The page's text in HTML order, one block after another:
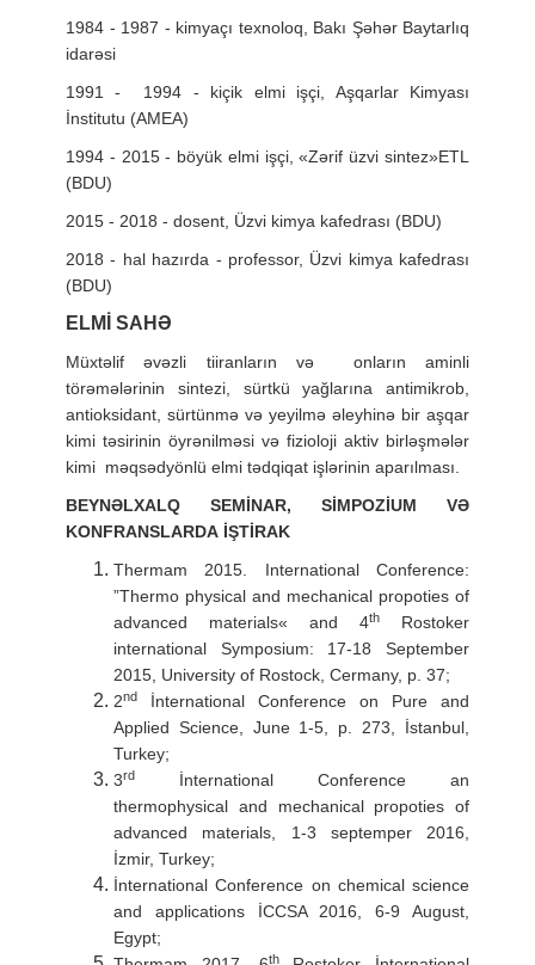
1984 - 1987 - kimyaçı texnoloq, Bakı Şəhər Baytarlıq
idarəsi
1991 - 1994 - kiçik elmi işçi, Aşqarlar Kimyası
İnstitutu (AMEA)
1994 - 2015 - böyük elmi işçi, «Zərif üzvi sintez»ETL
(BDU)
2015 - 2018 - dosent, Üzvi kimya kafedrası (BDU)
2018 - hal hazırda - professor, Üzvi kimya kafedrası
(BDU)
ELMİ SAHƏ
Müxtəlif əvəzli tiiranların və onların aminli
törəmələrinin sintezi, sürtkü yağlarına antimikrob,
antioksidant, sürtünmə və yeyilmə əleyhinə bir aşqar
kimi təsirinin öyrənilməsi və fizioloji aktiv birləşmələr
kimi məqsədyönlü elmi tədqiqat işlərinin aparılması.
BEYNƏLXALQ SEMİNAR, SİMPOZİUM VƏ
KONFRANSLARDA İŞTİRAK
Thermam 2015. International Conference:
”Thermo physical and mechanical propoties of
advanced materials« and 4th
Rostoker
international Symposium: 17-18 September
2015, University of Rostock, Cermany, p. 37;
2nd
İnternational Conference on Pure and
Applied Science, June 1-5, p. 273, İstanbul,
Turkey;
3rd
İnternational Conference an
thermophysical and mechanical propoties of
advanced materials, 1-3 septemper 2016,
İzmir, Turkey;
İnternational Conference on chemical science
and applications İCCSA 2016, 6-9 August,
Egypt;
th